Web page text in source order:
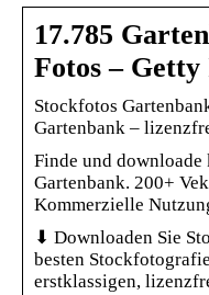
17.785
Fotos – Getty
Stockfotos
Gartenbank –
Finde und
Gartenbank. 200+
Kommerzielle
⬇ Downloaden Sie
besten
erstklassigen,